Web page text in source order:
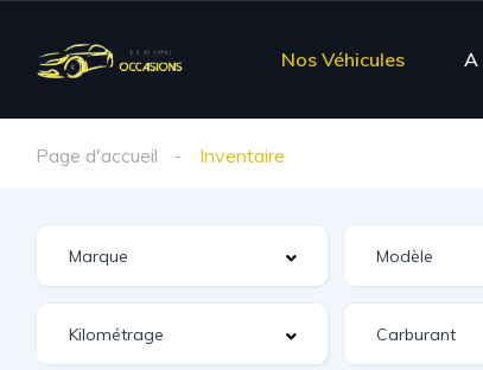
Nos Véhicules A
Page d'accueil Inventaire